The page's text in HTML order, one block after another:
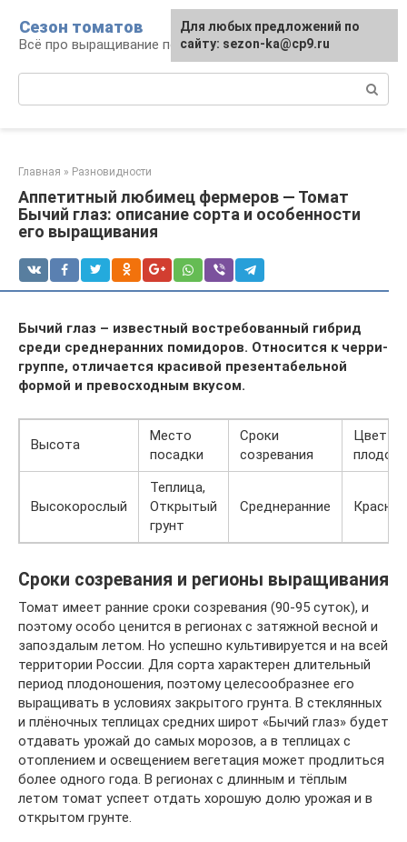
контенту
Сезон томатов
Всё про выращивание помидоров
Главная » Разновидности
Аппетитный любимец фермеров — Томат
Бычий глаз: описание сорта и особенности
его выращивания
Бычий глаз – известный востребованный гибрид
среди среднеранних помидоров. Относится к черри-
группе, отличается красивой презентабельной
формой и превосходным вкусом.
Высота
Место
посадки
Сроки
созревания
Цвет
плодов
Высокорослый
Теплица,
Открытый
грунт
Среднеранние
Сроки созревания и регионы выращивания
Томат имеет ранние сроки созревания (90-95 суток), и
поэтому особо ценится в регионах с затяжной весной и
запоздалым летом. Но успешно культивируется и на всей
территории России. Для сорта характерен длительный
период плодоношения, поэтому целесообразнее его
выращивать в условиях закрытого грунта. В стеклянных
и плёночных теплицах средних широт «Бычий глаз» будет
отдавать урожай до самых морозов, а в теплицах с
отоплением и освещением вегетация может продлиться
более одного года. В регионах с длинным и тёплым
летом томат успеет отдать хорошую долю урожая и в
открытом грунте.
Для любых предложений по
сайту: sezon-ka@cp9.ru